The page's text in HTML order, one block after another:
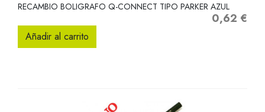
RECAMBIO BOLIGRAFO Q-CONNECT TIPO PARKER AZUL
Precio
0,62 €
Añadir al carrito